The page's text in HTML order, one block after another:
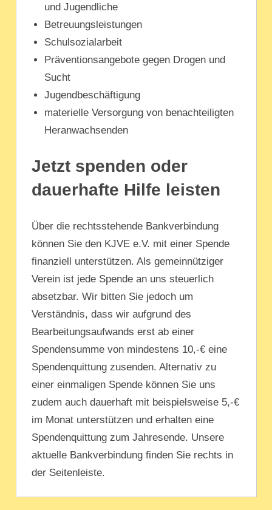
und Jugendliche
Betreuungsleistungen
Schulsozialarbeit
Präventionsangebote gegen Drogen und
Sucht
Jugendbeschäftigung
materielle Versorgung von benachteiligten
Heranwachsenden
Jetzt spenden oder
dauerhafte Hilfe leisten
Über die rechtsstehende Bankverbindung
können Sie den KJVE e.V. mit einer Spende
finanziell unterstützen. Als gemeinnütziger
Verein ist jede Spende an uns steuerlich
absetzbar. Wir bitten Sie jedoch um
Verständnis, dass wir aufgrund des
Bearbeitungsaufwands erst ab einer
Spendensumme von mindestens 10,-€ eine
Spendenquittung zusenden. Alternativ zu
einer einmaligen Spende können Sie uns
zudem auch dauerhaft mit beispielsweise 5,-€
im Monat unterstützen und erhalten eine
Spendenquittung zum Jahresende. Unsere
aktuelle Bankverbindung finden Sie rechts in
der Seitenleiste.